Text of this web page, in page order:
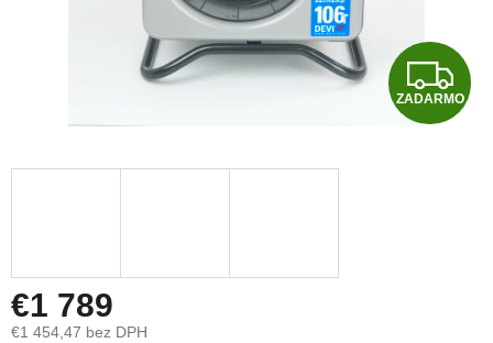
Z
A
ZADARMO
€1 789
€1 454,47 bez DPH